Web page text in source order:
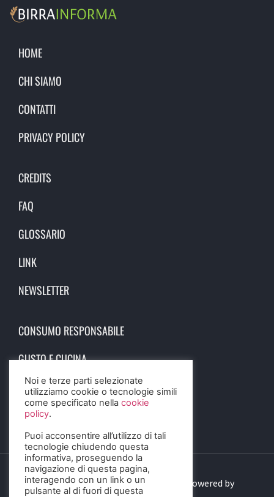
HOME
CHI SIAMO
CONTATTI
PRIVACY POLICY
CREDITS
FAQ
GLOSSARIO
LINK
NEWSLETTER
CONSUMO RESPONSABILE
GUSTO E CUCINA
SCIENZA E SALUTE
STORIA E CULTURA
© 2023 Birra Informa. All Rights Reserved. Powered by
Noi e terze parti selezionate
utilizziamo cookie o tecnologie simili
come specificato nella cookie
policy.
Puoi acconsentire all’utilizzo di tali
tecnologie chiudendo questa
informativa, proseguendo la
navigazione di questa pagina,
interagendo con un link o un
pulsante al di fuori di questa